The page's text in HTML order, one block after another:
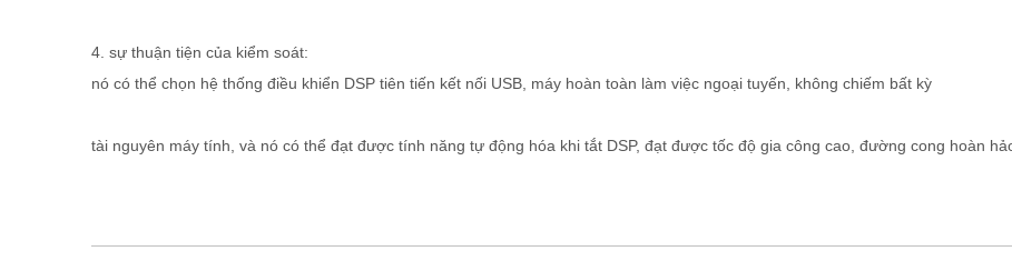
4. sự thuận tiện của kiểm soát:
nó có thể chọn hệ thống điều khiển DSP tiên tiến kết nối USB, máy hoàn toàn làm việc ngoại tuyến, không chiếm bất kỳ
tài nguyên máy tính, và nó có thể đạt được tính năng tự động hóa khi tắt DSP, đạt được tốc độ gia công cao, đường cong hoàn